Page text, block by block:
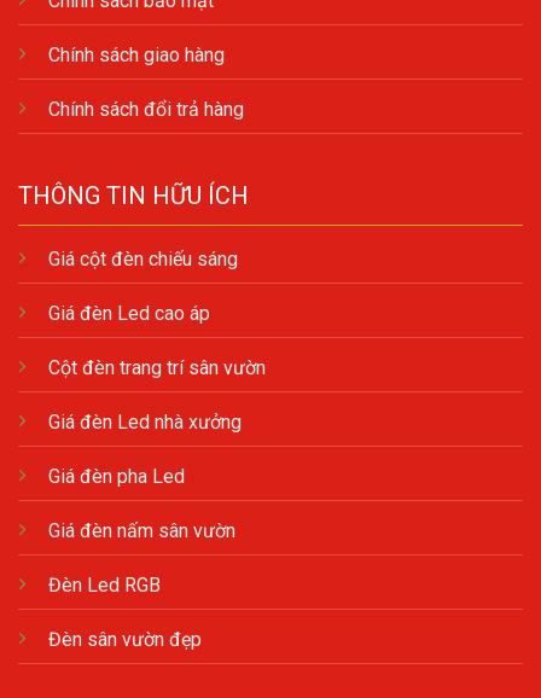
Chính sách giao hàng
Chính sách đổi trả hàng
THÔNG TIN HỮU ÍCH
Giá cột đèn chiếu sáng
Giá đèn Led cao áp
Cột đèn trang trí sân vườn
Giá đèn Led nhà xưởng
Giá đèn pha Led
Giá đèn nấm sân vườn
Đèn Led RGB
Đèn sân vườn đẹp